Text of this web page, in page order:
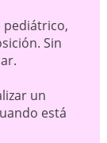
pediátrico,
Sin
un
está